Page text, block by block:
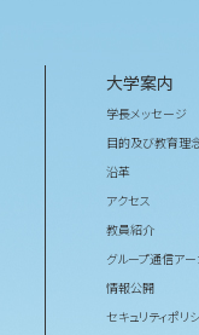
大学案内
学長メッセージ
目的及び教育理
沿革
アクセス
教員紹介
グループ通信ア
情報公開
セキュリティポリ